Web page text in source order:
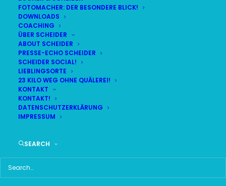
FOTOMACHER: DER BESONDERE BLICK!
DOWNLOADS
COACHING
ÜBER SCHEIDER
ABOUT SCHEIDER
PRESSE-ECHO SCHEIDER
SCHEIDER SOCIAL!
LIEBLINGSORTE
23 KILO WEG OHNE QUÄLEREI!
KONTAKT
KONTAKT!
DATENSCHUTZERKLÄRUNG
IMPRESSUM
SEARCH
FR
07
AUG
BR24 | 18.30 UHR
BR MÜNCHEN FREIMANN
HAUPTMENÜ
SCHEIDER STARTSEITE
UKRAINE WAR DAY-COUNTER
TERMINE